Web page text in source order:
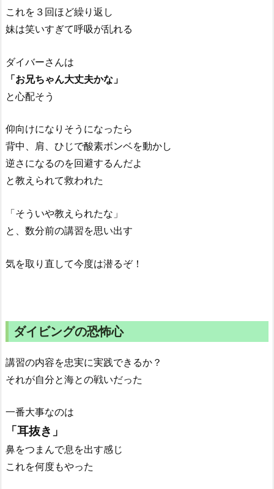
これを３回ほど繰り返し
妹は笑いすぎて呼吸が乱れる
ダイバーさんは
「お兄ちゃん大丈夫かな」
と心配そう
仰向けになりそうになったら
背中、肩、ひじで酸素ボンベを動かし
逆さになるのを回避するんだよ
と教えられて救われた
「そういや教えられたな」
と、数分前の講習を思い出す
気を取り直して今度は潜るぞ！
ダイビングの恐怖心
講習の内容を忠実に実践できるか？
それが自分と海との戦いだった
一番大事なのは
「耳抜き」
鼻をつまんで息を出す感じ
これを何度もやった